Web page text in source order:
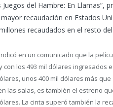
Juegos del Hambre: En Llamas”,
recaudación en Estados
recaudados en el resto
en un comunicado que la
con los 493 mil dólares ingresados
unos 400 mil dólares más
las salas, es también el estreno
La cinta superó también la